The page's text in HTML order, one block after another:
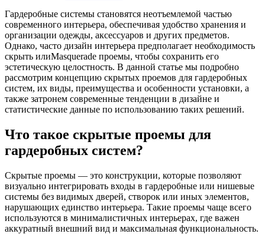
Гардеробные системы становятся неотъемлемой частью
современного интерьера, обеспечивая удобство хранения и
организации одежды, аксессуаров и других предметов.
Однако, часто дизайн интерьера предполагает необходимость
скрыть илиMasquerade проемы, чтобы сохранить его
эстетическую целостность. В данной статье мы подробно
рассмотрим концепцию скрытых проемов для гардеробных
систем, их виды, преимущества и особенности установки, а
также затронем современные тенденции в дизайне и
статистические данные по использованию таких решений.
Что такое скрытые проемы для
гардеробных систем?
Скрытые проемы — это конструкции, которые позволяют
визуально интегрировать входы в гардеробные или нишевые
системы без видимых дверей, створок или иных элементов,
нарушающих единство интерьера. Такие проемы чаще всего
используются в минималистичных интерьерах, где важен
аккуратный внешний вид и максимальная функциональность.